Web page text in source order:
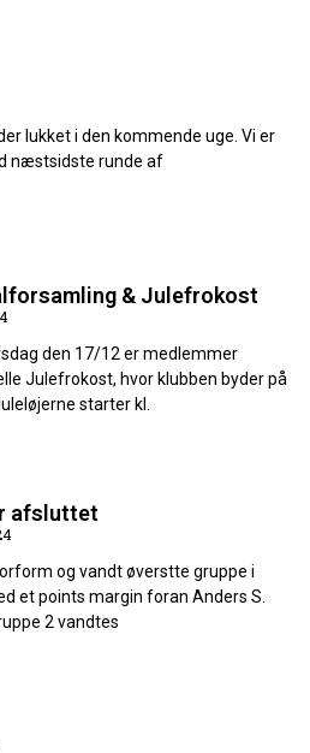
lukket i den kommende uge. Vi er
næstsidste runde af
& Julefrokost
den 17/12 er medlemmer
Julefrokost, hvor klubben byder på
starter kl.
afsluttet
og vandt øverstte gruppe i
et points margin foran Anders S.
2 vandtes